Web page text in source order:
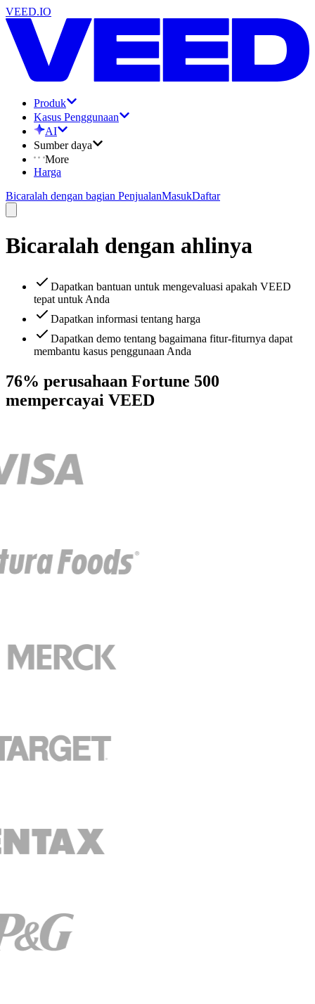
VEED.IO
Produk
Kasus Penggunaan
AI
Sumber daya
More
Harga
Bicaralah dengan bagian PenjualanMasukDaftar
Bicaralah dengan ahlinya
Dapatkan bantuan untuk mengevaluasi apakah VEED
tepat untuk Anda
Dapatkan informasi tentang harga
Dapatkan demo tentang bagaimana fitur-fiturnya dapat
membantu kasus penggunaan Anda
76% perusahaan Fortune 500
mempercayai VEED